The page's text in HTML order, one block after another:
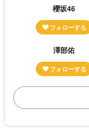
櫻坂46
澤部佑